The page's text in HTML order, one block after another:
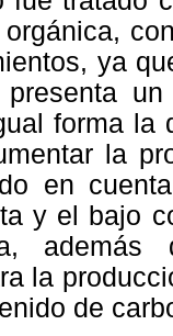
ya
presenta
forma la
la
en
y el bajo
la
de